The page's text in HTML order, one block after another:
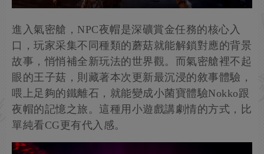
進入氣密艙，NPC夜帽是深礦賞金任務的核心入
口，玩家采集不同種類的蘑菇就能解鎖對應的背景
故事，悄悄補全新玩法的世界觀。而氣密艙裡不起
眼的王子菇，則藏著本次更新最沉浸的敘事體驗，
喂上足夠的鐵離石，就能變成小菌寶體驗Nokko跟
夜帽的記憶之旅。這種用小遊戲講劇情的方式，比
單純看CG更有代入感。